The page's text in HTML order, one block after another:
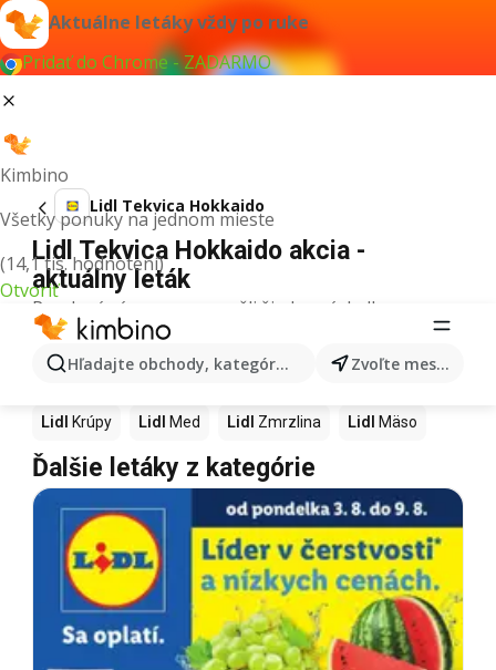
Aktuálne letáky vždy po ruke
Pridať do Chrome - ZADARMO
Kimbino
Všetky ponuky na jednom mieste
(14,1 tis. hodnotení)
Otvoriť
Hľadajte obchody, kategórie, produkty... Zvoľte mesto
Lidl Tekvica Hokkaido
Lidl Tekvica Hokkaido akcia -
aktuálny leták
Pre daný výraz sme nenašli žiadne výsledky.
Ďalšie produkty v obchodoch Lidl
Lidl Kiwi LidlMango Lidl
Lidl Krúpy Lidl Med Lidl Zmrzlina Lidl Mäso
Ďalšie letáky z kategórie